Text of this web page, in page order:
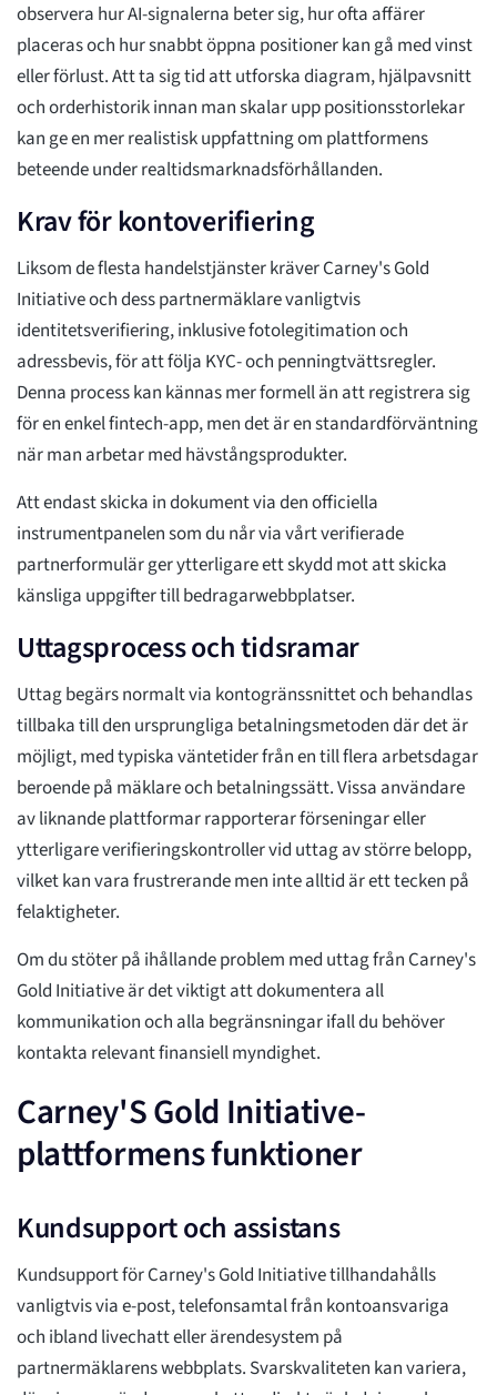
observera hur AI-signalerna beter sig, hur ofta affärer
placeras och hur snabbt öppna positioner kan gå med vinst
eller förlust. Att ta sig tid att utforska diagram, hjälpavsnitt
och orderhistorik innan man skalar upp positionsstorlekar
kan ge en mer realistisk uppfattning om plattformens
beteende under realtidsmarknadsförhållanden.
Krav för kontoverifiering
Liksom de flesta handelstjänster kräver Carney's Gold
Initiative och dess partnermäklare vanligtvis
identitetsverifiering, inklusive fotolegitimation och
adressbevis, för att följa KYC- och penningtvättsregler.
Denna process kan kännas mer formell än att registrera sig
för en enkel fintech-app, men det är en standardförväntning
när man arbetar med hävstångsprodukter.
Att endast skicka in dokument via den officiella
instrumentpanelen som du når via vårt verifierade
partnerformulär ger ytterligare ett skydd mot att skicka
känsliga uppgifter till bedragarwebbplatser.
Uttagsprocess och tidsramar
Uttag begärs normalt via kontogränssnittet och behandlas
tillbaka till den ursprungliga betalningsmetoden där det är
möjligt, med typiska väntetider från en till flera arbetsdagar
beroende på mäklare och betalningssätt. Vissa användare
av liknande plattformar rapporterar förseningar eller
ytterligare verifieringskontroller vid uttag av större belopp,
vilket kan vara frustrerande men inte alltid är ett tecken på
felaktigheter.
Om du stöter på ihållande problem med uttag från Carney's
Gold Initiative är det viktigt att dokumentera all
kommunikation och alla begränsningar ifall du behöver
kontakta relevant finansiell myndighet.
Carney'S Gold Initiative-
plattformens funktioner
Kundsupport och assistans
Kundsupport för Carney's Gold Initiative tillhandahålls
vanligtvis via e-post, telefonsamtal från kontoansvariga
och ibland livechatt eller ärendesystem på
partnermäklarens webbplats. Svarskvaliteten kan variera,